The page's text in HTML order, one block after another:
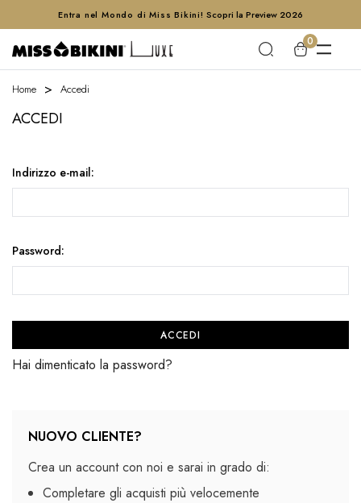
Entra nel Mondo di Miss Bikini! Scopri la Preview 2026
0
Home Accedi
ACCEDI
Indirizzo e-mail:
Password:
Hai dimenticato la password?
NUOVO CLIENTE?
Crea un account con noi e sarai in grado di:
Completare gli acquisti più velocemente